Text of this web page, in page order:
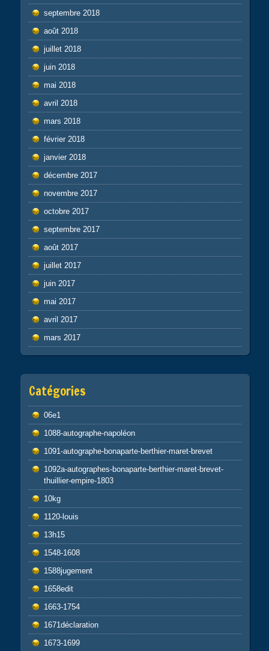
septembre 2018
août 2018
juillet 2018
juin 2018
mai 2018
avril 2018
mars 2018
février 2018
janvier 2018
décembre 2017
novembre 2017
octobre 2017
septembre 2017
août 2017
juillet 2017
juin 2017
mai 2017
avril 2017
mars 2017
Catégories
06e1
1088-autographe-napoléon
1091-autographe-bonaparte-berthier-maret-brevet
1092a-autographes-bonaparte-berthier-maret-brevet-
thuillier-empire-1803
10kg
1120-louis
13h15
1548-1608
1588jugement
1658edit
1663-1754
1671déclaration
1673-1699